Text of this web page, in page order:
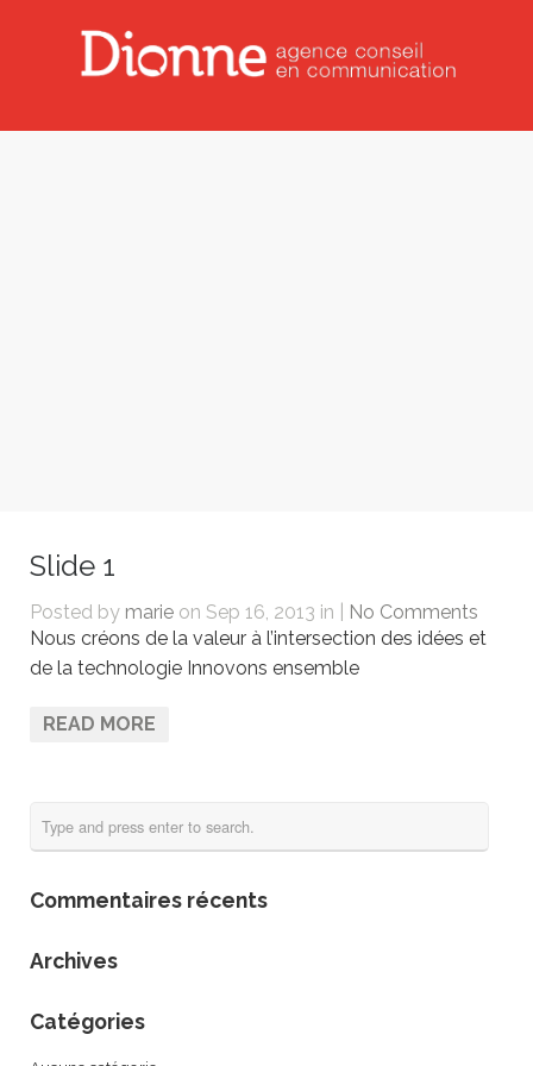
Slide 1
Posted by marie on Sep 16, 2013 in | No Comments
Nous créons de la valeur à l’intersection des idées et
de la technologie Innovons ensemble
READ MORE
Commentaires récents
Archives
Catégories